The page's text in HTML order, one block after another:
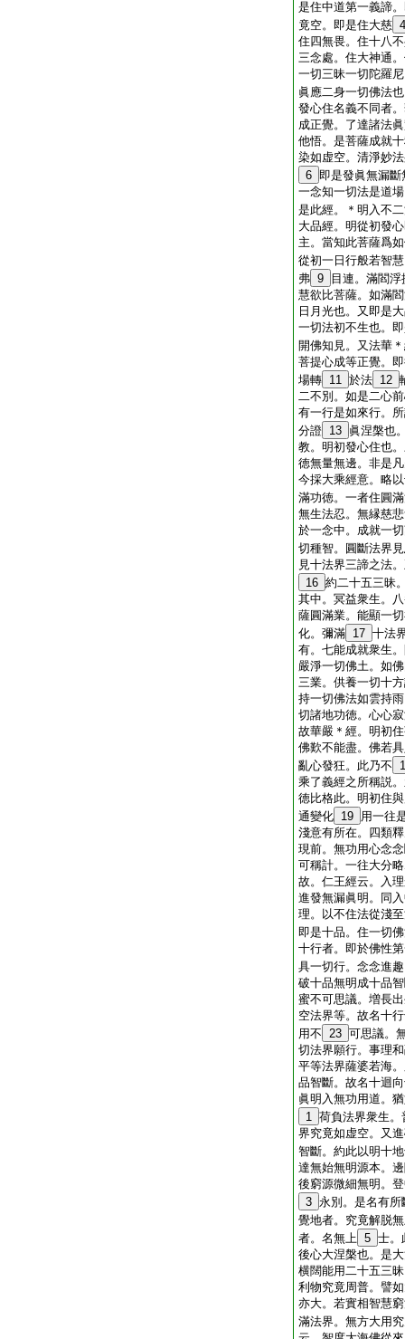
是住中道第一義諦
竟空。即是住大慈 4
住四無畏。住十八
三念處。住大神通
一切三昧一切陀羅
眞應二身一切佛法
發心住名義不同者
成正覺。了達諸法
他悟。是菩薩成就
染如虚空。清淨妙
6 即是發眞無漏
一念知一切法是道
是此經。＊明入不
大品經。明從初發
主。當知此菩薩爲
從初一日行般若智
弗 9
目連。滿閻
慧欲比菩薩。如滿
日月光也。又即是
一切法初不生也。
開佛知見。又法華
菩提心成等正覺。
場轉 11 於法 12
二不別。如是二心
有一行是如來行。
分證 13 眞涅槃也
教。明初發心住也
徳無量無邊。非是
今採大乘經意。略
滿功徳。一者住圓
無生法忍。無縁慈
於一念中。成就一
切種智。圓斷法界
見十法界三諦之法
16 約二十五三昧
其中。冥益衆生。
薩圓滿業。能顯一
化。彌滿 17 十法
有。七能成就衆生
嚴淨一切佛土。如
三業。供養一切十
持一切佛法如雲持
切諸地功徳。心心
故華嚴＊經。明初
佛歎不能盡。佛若
亂心發狂。此乃不
乘了義經之所稱説
徳比格此。明初住
通變化 19 用一往
淺意有所在。四類
現前。無功用心念
可稱計。一往大分
故。仁王經云。入
進發無漏眞明。同
理。以不住法從淺
即是十品。住一切
十行者。即於佛性
具一切行。念念進
破十品無明成十品
蜜不可思議。増長
空法界等。故名十
用不 23 可思議。
切法界願行。事理
平等法界薩婆若海
品智斷。故名十迴
眞明入無功用道。
1 荷負法界衆生
界究竟如虚空。又
智斷。約此以明十
達無始無明源本。
後窮源微細無明。
3 永別。是名有
覺地者。究竟解脱
者。名無上 5 士。
後心大涅槃也。是
横闊能用二十五三
利物究竟周普。譬
亦大。若實相智慧
滿法界。無方大用